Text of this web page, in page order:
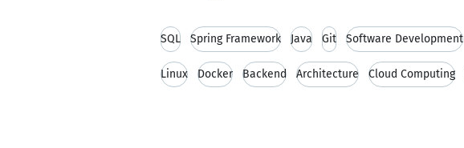
SQL Spring Framework Java Git Software Development
Linux Docker Backend Architecture Cloud Computing